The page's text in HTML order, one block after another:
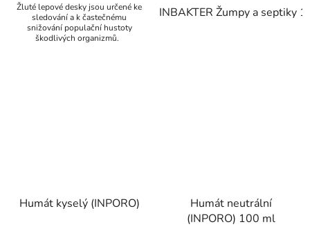
Žluté lepové desky jsou určené ke
sledování a k častečnému
snižování populační hustoty
škodlivých organizmů.
INBAKTER Žumpy a septiky
Humát kyselý (INPORO)
Humát neutrální
(INPORO) 100 ml